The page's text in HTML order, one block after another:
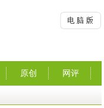
原创 网评